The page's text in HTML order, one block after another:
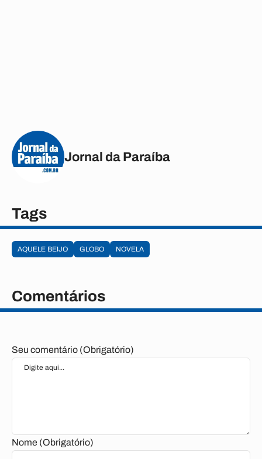
Jornal da Paraíba
Tags
AQUELE BEIJO GLOBO NOVELA
Comentários
Seu comentário (Obrigatório)
Nome (Obrigatório)